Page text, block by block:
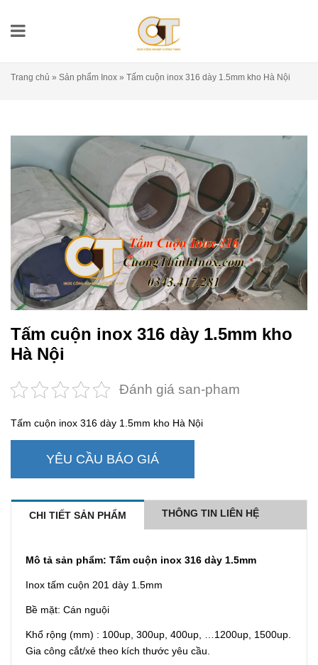
Trang chủ » Sản phẩm Inox » Tấm cuộn inox 316 dày 1.5mm kho Hà Nội
Tấm cuộn inox 316 dày 1.5mm kho
Hà Nội
Đánh giá san-pham
Tấm cuộn inox 316 dày 1.5mm kho Hà Nội
YÊU CẦU BÁO GIÁ
CHI TIẾT SẢN PHẨM THÔNG TIN LIÊN HỆ
Mô tả sản phẩm: Tấm cuộn inox 316 dày 1.5mm
Inox tấm cuộn 201 dày 1.5mm
Bề mặt: Cán nguội
Khổ rộng (mm) : 100up, 300up, 400up, …1200up, 1500up.
Gia công cắt/xẻ theo kích thước yêu cầu.